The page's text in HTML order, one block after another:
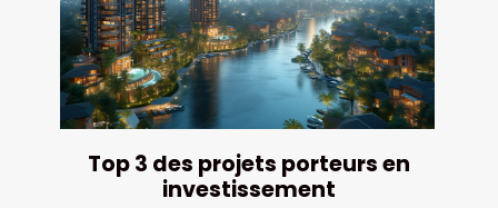
Top 3 des projets porteurs en
investissement